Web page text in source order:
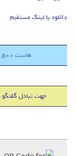
دانلود با لینک مستقیم
هاست 500 مگابایت + دامین IR فقط 18000 تومان
جهت تبادل